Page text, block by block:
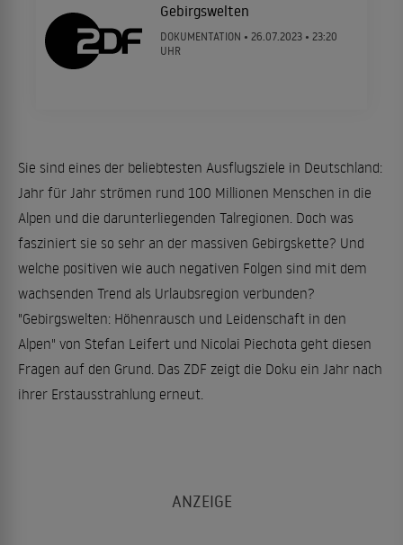
Gebirgswelten
DOKUMENTATION • 26.07.2023• 23:20
UHR
Sie sind eines der beliebtesten Ausflugsziele in Deutschland:
Jahr für Jahr strömen rund 100 Millionen Menschen in die
Alpen und die darunterliegenden Talregionen. Doch was
fasziniert sie so sehr an der massiven Gebirgskette? Und
welche positiven wie auch negativen Folgen sind mit dem
wachsenden Trend als Urlaubsregion verbunden?
"Gebirgswelten: Höhenrausch und Leidenschaft in den
Alpen" von Stefan Leifert und Nicolai Piechota geht diesen
Fragen auf den Grund. Das ZDF zeigt die Doku ein Jahr nach
ihrer Erstausstrahlung erneut.